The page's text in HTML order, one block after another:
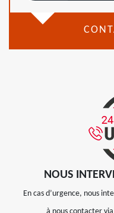
NOUS
En cas d’urgence, nous